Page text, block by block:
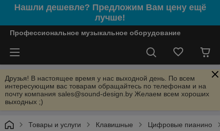
Нашли дешевле? Предложим Вам цену ещё
лучше!
Профессиональное музыкальное оборудование
Друзья! В настоящее время у нас выходной день. По всем
интересующим вас товарам обращайтесь по телефонам и на
почту компания sales@sound-design.by Желаем всем хороших
выходных ;)
Товары и услуги Клавишные Цифровые пианино